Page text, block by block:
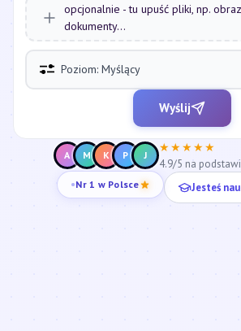
opcjonalnie - tu upuść pliki, np.
dokumenty...
Poziom: Myślący
Wyślij
A M K P J
★★★★★
4.9/5 na
Nr 1 w Polsce Jesteś